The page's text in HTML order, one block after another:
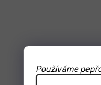
Používáme